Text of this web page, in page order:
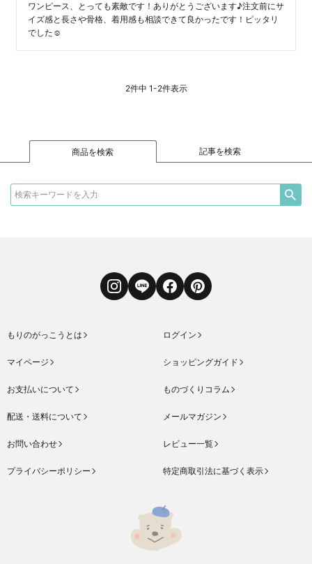
ワンピース、とっても素敵です！ありがとうございます♪注文前にサ
イズ感と長さや骨格、着用感も相談できて良かったです！ピッタリ
でした☺️
2件中 1-2件表示
商品を検索 記事を検索
InstagramLINE FacebookPinterest
もりのがっこうとは ログイン
マイページ ショッピングガイド
お支払いについて ものづくりコラム
配送・送料について メールマガジン
お問い合わせ レビュー一覧
プライバシーポリシー 特定商取引法に基づく表示